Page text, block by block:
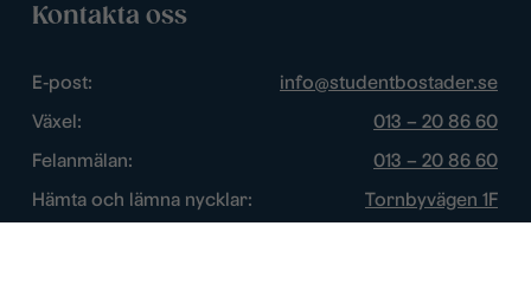
Kontakta oss
E-post:
info@studentbostader.se
Växel:
013 – 20 86 60
Felanmälan:
013 – 20 86 60
Hämta och lämna nycklar:
Tornbyvägen 1F